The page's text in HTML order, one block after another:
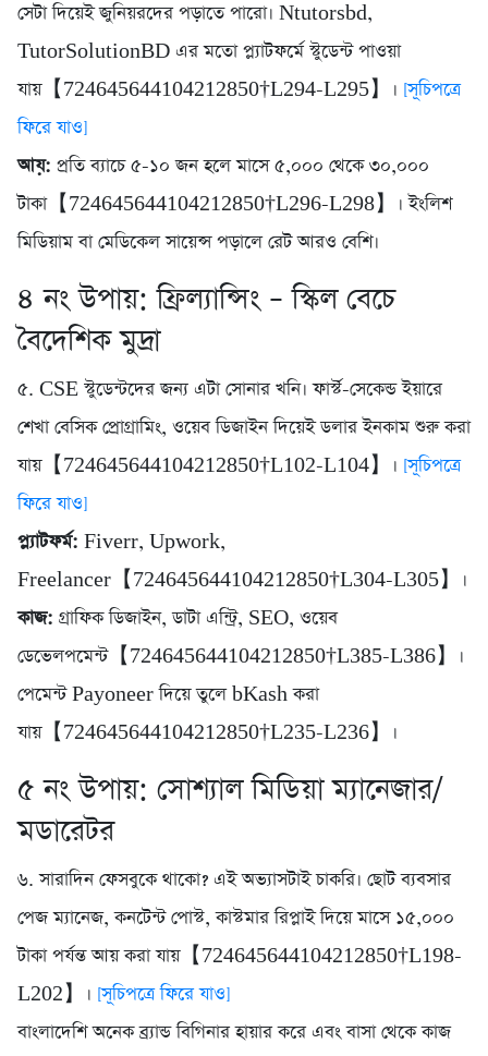
সেটা দিয়েই জুনিয়রদের পড়াতে পারো। Ntutorsbd,
TutorSolutionBD এর মতো প্ল্যাটফর্মে স্টুডেন্ট পাওয়া
যায়【724645644104212850†L294-L295】। [সূচিপত্রে
ফিরে যাও]
আয়: প্রতি ব্যাচে ৫-১০ জন হলে মাসে ৫,০০০ থেকে ৩০,০০০
টাকা【724645644104212850†L296-L298】। ইংলিশ
মিডিয়াম বা মেডিকেল সায়েন্স পড়ালে রেট আরও বেশি।
৪ নং উপায়: ফ্রিল্যান্সিং – স্কিল বেচে
বৈদেশিক মুদ্রা
৫. CSE স্টুডেন্টদের জন্য এটা সোনার খনি। ফার্স্ট-সেকেন্ড ইয়ারে
শেখা বেসিক প্রোগ্রামিং, ওয়েব ডিজাইন দিয়েই ডলার ইনকাম শুরু করা
যায়【724645644104212850†L102-L104】। [সূচিপত্রে
ফিরে যাও]
প্ল্যাটফর্ম: Fiverr, Upwork,
Freelancer【724645644104212850†L304-L305】।
কাজ: গ্রাফিক ডিজাইন, ডাটা এন্ট্রি, SEO, ওয়েব
ডেভেলপমেন্ট【724645644104212850†L385-L386】।
পেমেন্ট Payoneer দিয়ে তুলে bKash করা
যায়【724645644104212850†L235-L236】।
৫ নং উপায়: সোশ্যাল মিডিয়া ম্যানেজার/
মডারেটর
৬. সারাদিন ফেসবুকে থাকো? এই অভ্যাসটাই চাকরি। ছোট ব্যবসার
পেজ ম্যানেজ, কনটেন্ট পোস্ট, কাস্টমার রিপ্লাই দিয়ে মাসে ১৫,০০০
টাকা পর্যন্ত আয় করা যায়【724645644104212850†L198-
L202】। [সূচিপত্রে ফিরে যাও]
বাংলাদেশি অনেক ব্র্যান্ড বিগিনার হায়ার করে এবং বাসা থেকে কাজ